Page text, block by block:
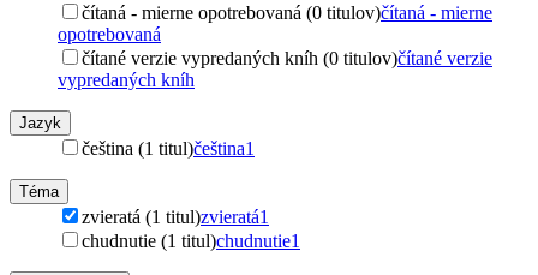
čítaná - mierne opotrebovaná (0 titulov)čítaná - mierne
opotrebovaná
čítané verzie vypredaných kníh (0 titulov)čítané verzie
vypredaných kníh
Jazyk
čeština (1 titul)čeština1
Téma
zvieratá (1 titul)zvieratá1
chudnutie (1 titul)chudnutie1